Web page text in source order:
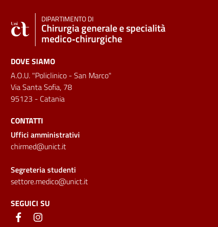
DIPARTIMENTO DI
Chirurgia generale e specialità
medico‑chirurgiche
DOVE SIAMO
A.O.U. "Policlinico - San Marco"
Via Santa Sofia, 78
95123 - Catania
CONTATTI
Uffici amministrativi
chirmed@unict.it
Segreteria studenti
settore.medico@unict.it
SEGUICI SU